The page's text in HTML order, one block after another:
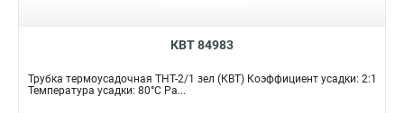
КВТ 84983
Трубка термоусадочная ТНТ-2/1 зел (КВТ) Коэффициент усадки: 2:1
Температура усадки: 80°С Ра...